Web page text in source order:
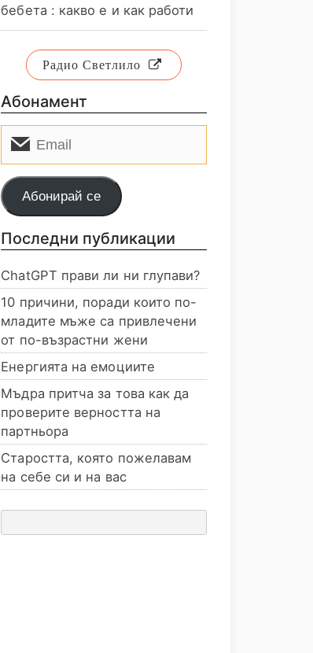
бебета : какво е и как работи
Радио Светлило
Абонамент
Абонирай се
Последни публикации
ChatGPT прави ли ни глупави?
10 причини, поради които по-
младите мъже са привлечени
от по-възрастни жени
Енергията на емоциите
Мъдра притча за това как да
проверите верността на
партньора
Старостта, която пожелавам
на себе си и на вас